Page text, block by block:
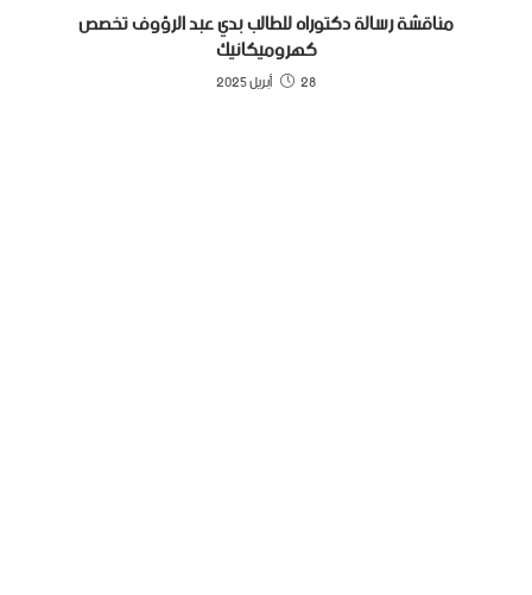
مناقشة رسالة دكتوراه للطالب بدي عبد الرؤوف تخصص
كهروميكانيك
28 أبريل 2025